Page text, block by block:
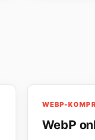
WEBP-
WebP